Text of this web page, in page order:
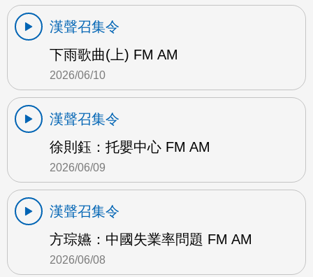
漢聲召集令
下雨歌曲(上) FM AM
2026/06/10
漢聲召集令
徐則鈺：托嬰中心 FM AM
2026/06/09
漢聲召集令
方琮嬿：中國失業率問題 FM AM
2026/06/08